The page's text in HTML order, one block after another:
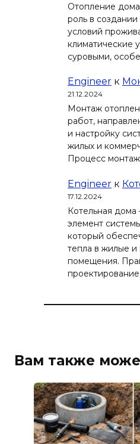
Отопление
роль в
условий
климатические
суровыми,
Engineer к
21.12.2024
Монтаж
работ,
и настройку
жилых и
Процесс
Engineer к
17.12.2024
Котельная
элемент
который
тепла в жилые
помещения.
Вам также